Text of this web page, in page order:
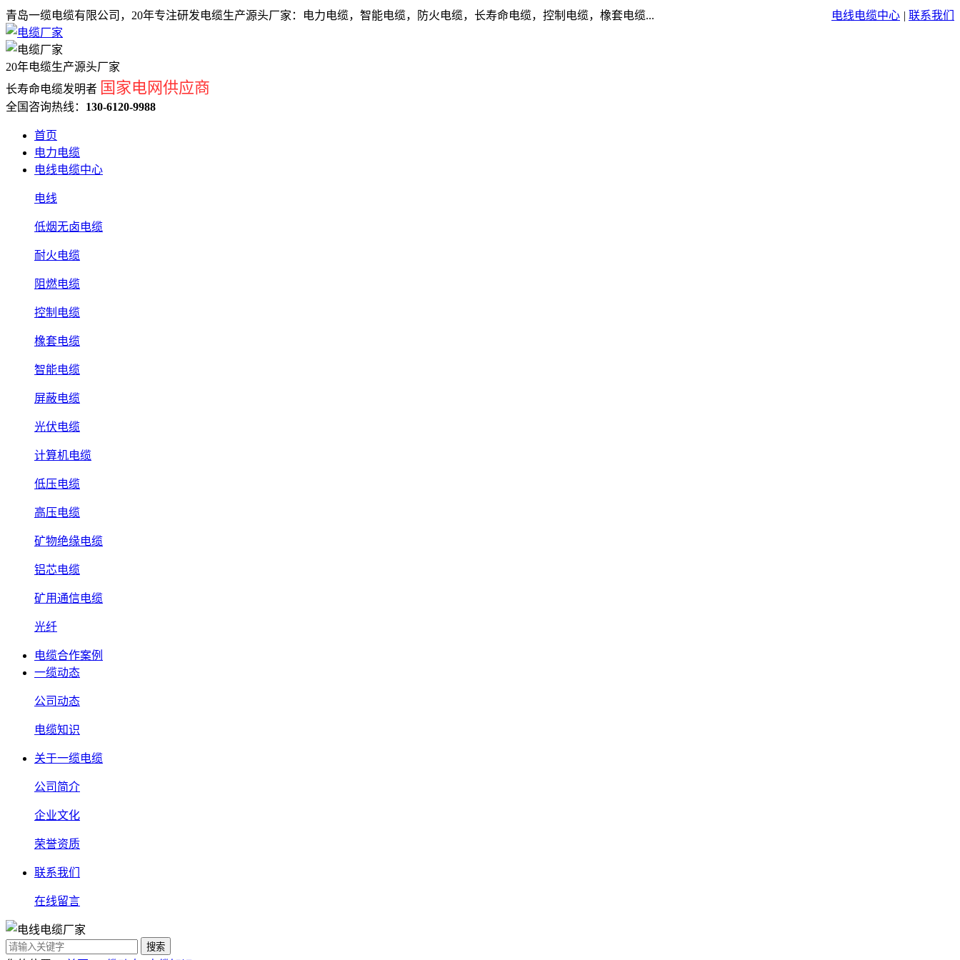
电线电缆中心 | 联系我们
青岛一缆电缆有限公司，20年专注研发电缆生产源头厂家：电力电缆，智能电缆，防火电缆，长寿命电缆，控制电缆，橡套电缆...
20年电缆生产源头厂家
长寿命电缆发明者 国家电网供应商
全国咨询热线： 130-6120-9988
首页
电力电缆
电线电缆中心
电线
低烟无卤电缆
耐火电缆
阻燃电缆
控制电缆
橡套电缆
智能电缆
屏蔽电缆
光伏电缆
计算机电缆
低压电缆
高压电缆
矿物绝缘电缆
铝芯电缆
矿用通信电缆
光纤
电缆合作案例
一缆动态
公司动态
电缆知识
关于一缆电缆
公司简介
企业文化
荣誉资质
联系我们
在线留言
搜索